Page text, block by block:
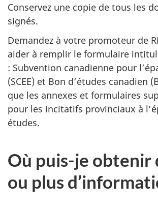
Conservez une copie de tous les
signés.
Demandez à votre promoteur de
aider à remplir le formulaire
: Subvention canadienne pour
(SCEE) et Bon d’études canadien
que les annexes et formulaires
pour les incitatifs provinciaux à
études.
Où puis-je obtenir
ou plus